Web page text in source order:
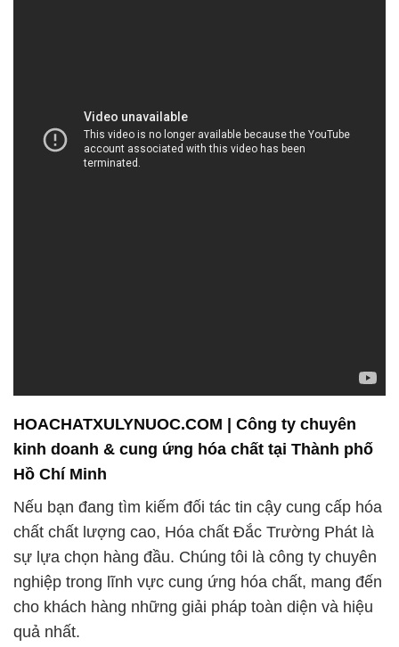
HOACHATXULYNUOC.COM | Công ty chuyên
kinh doanh & cung ứng hóa chất tại Thành phố
Hồ Chí Minh
Nếu bạn đang tìm kiếm đối tác tin cậy cung cấp hóa
chất chất lượng cao, Hóa chất Đắc Trường Phát là
sự lựa chọn hàng đầu. Chúng tôi là công ty chuyên
nghiệp trong lĩnh vực cung ứng hóa chất, mang đến
cho khách hàng những giải pháp toàn diện và hiệu
quả nhất.